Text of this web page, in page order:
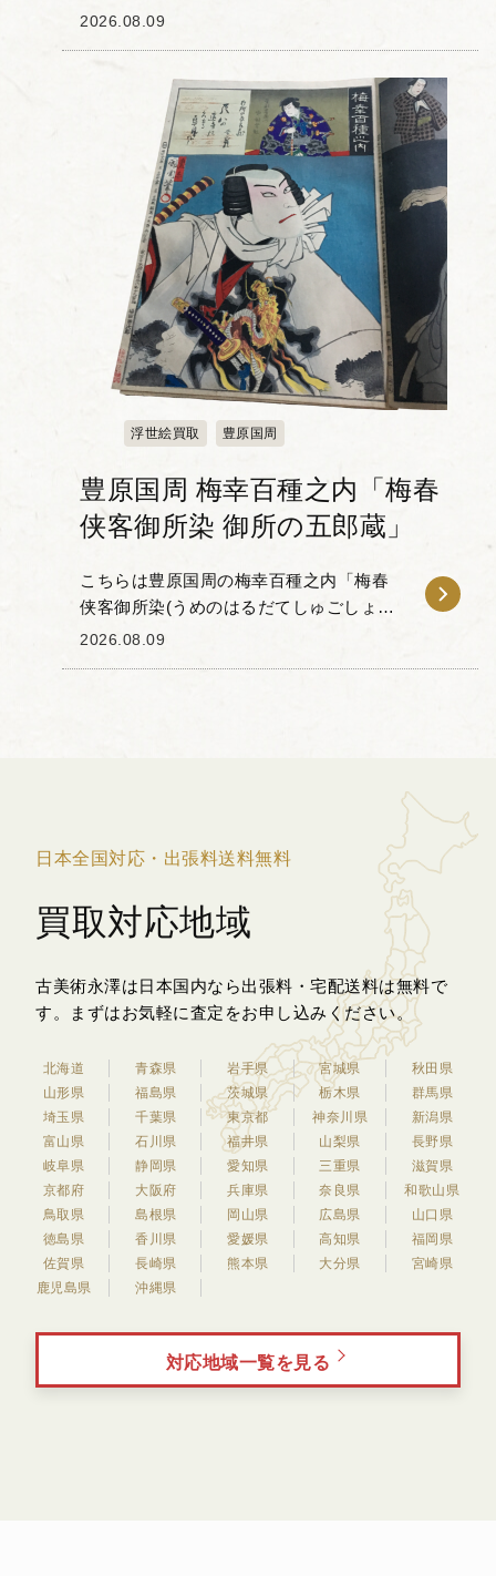
きのだており)下男小助」です。 「梅幸
2026.08.09
浮世絵買取 豊原国周
豊原国周 梅幸百種之内「梅春
侠客御所染 御所の五郎蔵」
こちらは豊原国周の梅幸百種之内「梅春
侠客御所染(うめのはるだてしゅごしょぞ
め)御所の五郎蔵」です。 「梅幸百種(ば
2026.08.09
日本全国対応・出張料送料無料
買取対応地域
古美術永澤は日本国内なら出張料・宅配送料は無料で
す。
まずはお気軽に査定をお申し込みください。
北海道 青森県 岩手県 宮城県
秋田県
山形県
福島県 茨城県 栃木県
群馬県
埼玉県
千葉県 東京都 神奈川県
新潟県
富山県
石川県 福井県 山梨県
長野県
岐阜県
静岡県 愛知県 三重県
滋賀県
京都府
大阪府 兵庫県 奈良県
和歌山県
鳥取県
島根県 岡山県 広島県
山口県
徳島県
香川県 愛媛県 高知県
福岡県
佐賀県
長崎県 熊本県 大分県
宮崎県
鹿児島県
沖縄県
対応地域一覧を見る